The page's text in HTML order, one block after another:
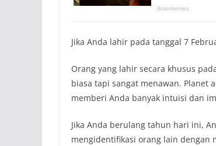
Jika Anda lahir pada tanggal 7
Orang yang lahir secara khusus
biasa tapi sangat menawan. Planet
memberi Anda banyak intuisi dan
Jika Anda berulang tahun hari ini,
mengidentifikasi orang lain dengan